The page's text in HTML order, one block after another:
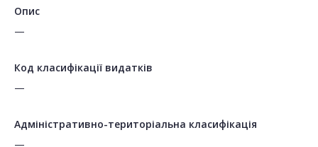
Опис
—
Код класифікації видатків
—
Адміністративно-територіальна класифікація
—